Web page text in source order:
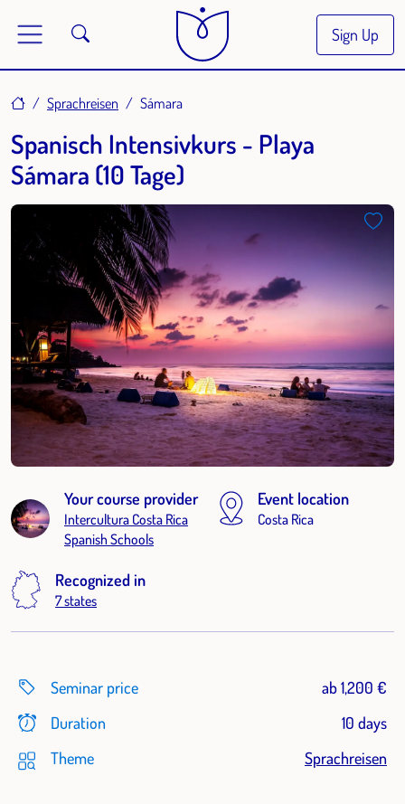
Sign Up
HomeSprachreisen Sámara
Spanisch Intensivkurs - Playa
Sámara (10 Tage)
Your course provider
Intercultura Costa Rica
Spanish Schools
Event location
Costa Rica
Recognized in
7 states
Seminar price
ab 1,200 €
Duration
10 days
Theme
Sprachreisen